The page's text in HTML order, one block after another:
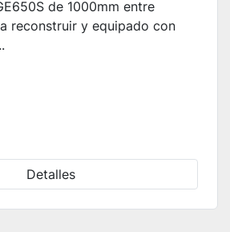
de 1000mm entre
reconstruir y equipado con
Detalles